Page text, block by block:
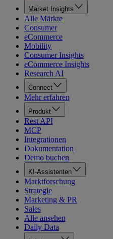
Market Insights
Alle Märkte
Consumer
eCommerce
Mobility
Consumer Insights
eCommerce Insights
Research AI
Connect
Mehr erfahren
Produkt
Rest API
MCP
Integrationen
Dokumentation
Demo buchen
KI-Assistenten
Marktforschung
Strategie
Marketing & PR
Sales
Alle ansehen
Daily Data